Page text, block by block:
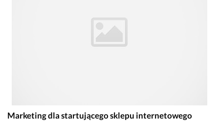
Marketing dla startującego sklepu internetowego